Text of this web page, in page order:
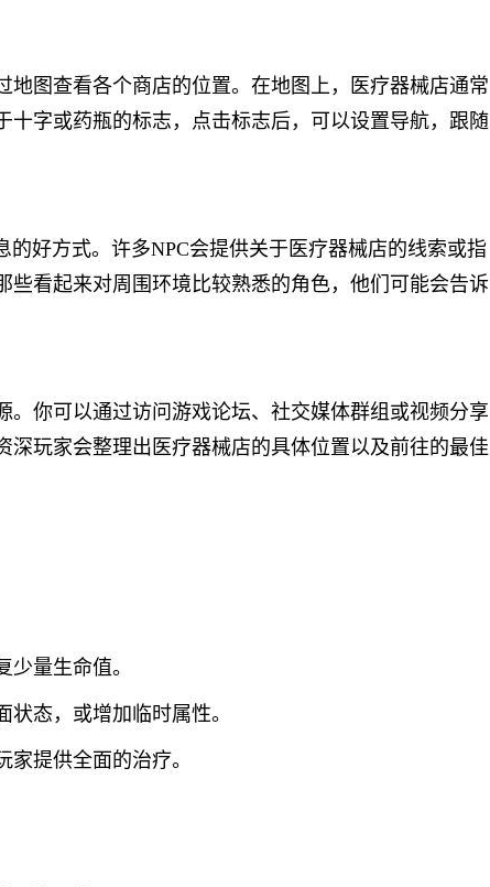
图查看各个商店的位置。在地图上，医疗器械店通常
十字或药瓶的标志，点击标志后，可以设置导航，跟随
好方式。许多NPC会提供关于医疗器械店的线索或指
些看起来对周围环境比较熟悉的角色，他们可能会告诉
你可以通过访问游戏论坛、社交媒体群组或视频分享
玩家会整理出医疗器械店的具体位置以及前往的最佳
量生命值。
态，或增加临时属性。
提供全面的治疗。